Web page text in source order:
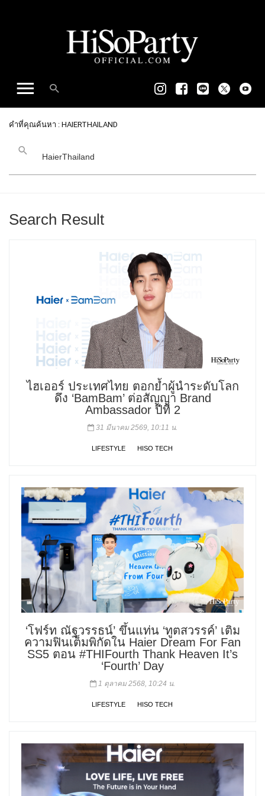
คำที่คุณค้นหา : HAIERTHAILAND
Search Result
ไฮเออร์ ประเทศไทย ตอกย้ำผู้นำระดับโลก
ดึง ‘BamBam’ ต่อสัญญา Brand
Ambassador ปีที่ 2
31 มีนาคม 2569, 10:11 น.
LIFESTYLE HISO TECH
‘โฟร์ท ณัฐวรรธน์’ ขึ้นแท่น ‘ทูตสวรรค์’ เติม
ความฟินเต็มพิกัดใน Haier Dream For Fan
SS5 ตอน #THIFourth Thank Heaven It’s
‘Fourth’ Day
1 ตุลาคม 2568, 10:24 น.
LIFESTYLE HISO TECH